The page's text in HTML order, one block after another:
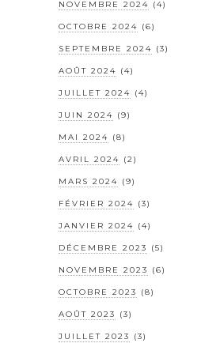
NOVEMBRE 2024 (4)
OCTOBRE 2024 (6)
SEPTEMBRE 2024 (3)
AOÛT 2024 (4)
JUILLET 2024 (4)
JUIN 2024 (9)
MAI 2024 (8)
AVRIL 2024 (2)
MARS 2024 (9)
FÉVRIER 2024 (3)
JANVIER 2024 (4)
DÉCEMBRE 2023 (5)
NOVEMBRE 2023 (6)
OCTOBRE 2023 (8)
AOÛT 2023 (3)
JUILLET 2023 (3)